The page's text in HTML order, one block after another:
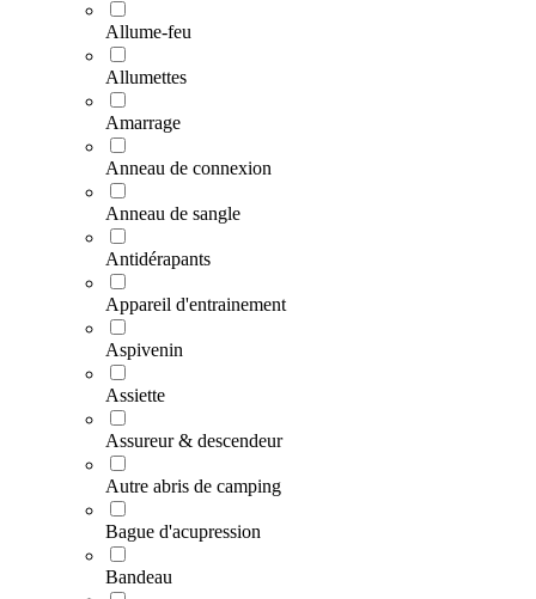
Allume-feu
Allumettes
Amarrage
Anneau de connexion
Anneau de sangle
Antidérapants
Appareil d'entrainement
Aspivenin
Assiette
Assureur & descendeur
Autre abris de camping
Bague d'acupression
Bandeau